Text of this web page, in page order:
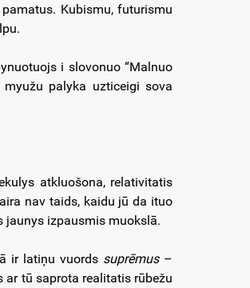
Kubismu, futurismu
i slovonuo “Malnuo
palyka uzticeigi sova
atkluošona, relativitatis
nav taids, kaidu jū da ituo
jaunys izpausmis muokslā.
ir latiņu vuords suprēmus–
ar tū saprota realitatis rūbežu